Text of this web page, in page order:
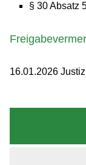
§ 30 Absatz
16.01.2026